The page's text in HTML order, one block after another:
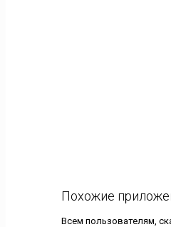
Похожие
Всем пользователям,